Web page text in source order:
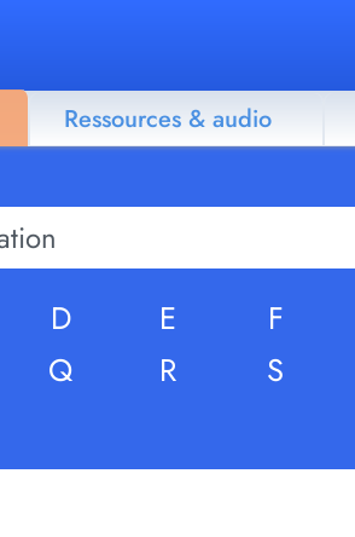
Ressources & audio
D E F
Q R S